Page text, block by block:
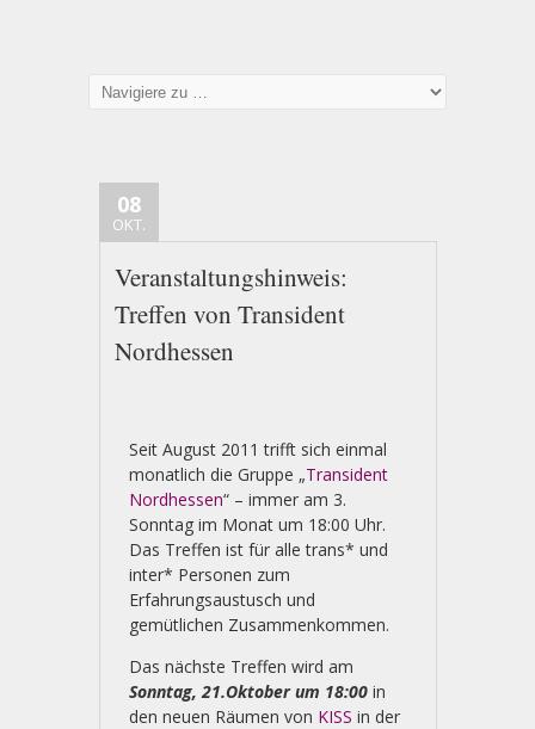
08
OKT.
Veranstaltungshinweis:
Treffen von Transident
Nordhessen
Seit August 2011 trifft sich einmal
monatlich die Gruppe „Transident
Nordhessen“ – immer am 3.
Sonntag im Monat um 18:00 Uhr.
Das Treffen ist für alle trans* und
inter* Personen zum
Erfahrungsaustusch und
gemütlichen Zusammenkommen.
Das nächste Treffen wird am
Sonntag, 21.Oktober um 18:00in
den neuen Räumen von KISS in der